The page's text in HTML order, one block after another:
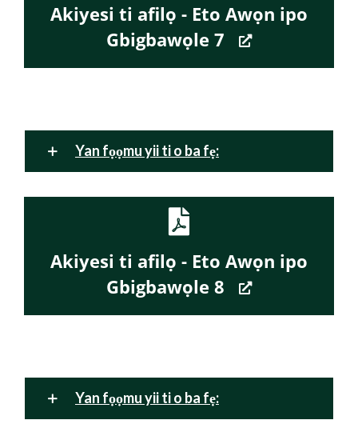
Akiyesi ti afilọ - Eto Awọn ipo
Gbigbawọle 7
Yan fọọmu yii ti o ba fẹ:
Akiyesi ti afilọ - Eto Awọn ipo
Gbigbawọle 8
Yan fọọmu yii ti o ba fẹ: